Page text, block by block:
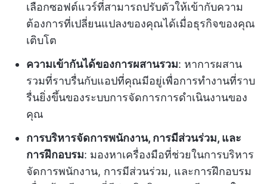
เลือกซอฟต์แวร์ที่สามารถปรับตัวให้เข้ากับความ
ต้องการที่เปลี่ยนแปลงของคุณได้เมื่อธุรกิจของคุณ
เติบโต
ความเข้ากันได้ของการผสานรวม: หาการผสาน
รวมที่ราบรื่นกับแอปที่คุณมีอยู่เพื่อการทำงานที่ราบ
รื่นยิ่งขึ้นของระบบการจัดการการดำเนินงานของ
คุณ
การบริหารจัดการพนักงาน, การมีส่วนร่วม, และ
การฝึกอบรม: มองหาเครื่องมือที่ช่วยในการบริหาร
จัดการพนักงาน, การมีส่วนร่วม, และการฝึกอบรม